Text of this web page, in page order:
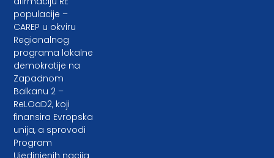
populacije –
CAREP u okviru
Regionalnog
programa lokalne
demokratije na
Zapadnom
Balkanu 2 –
ReLOaD2, koji
finansira Evropska
unija, a sprovodi
Program
Ujedinjenih nacija